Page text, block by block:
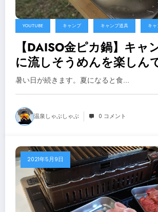
YOUTUBE キャンプ キャンプ道具 キ
【DAISO金ピカ鍋】キャ
に流しそうめんを楽しん
か！TAKARA TOMY流し
Pocketでそうめん流した
こはユートピア【キャン
暑い日が続きます。夏になると食…
温泉しゃぶしゃぶ 0 コメント
2021年5月9日